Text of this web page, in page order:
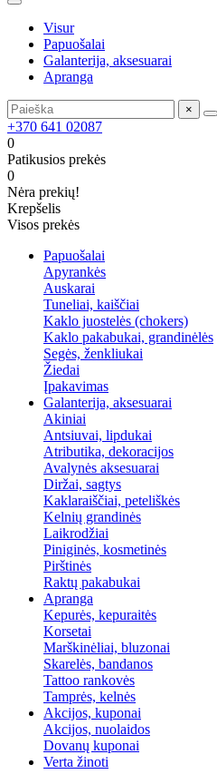
Visur
Papuošalai
Galanterija, aksesuarai
Apranga
×
+370 641 02087
0
Patikusios prekės
0
Nėra prekių!
Krepšelis
Visos prekės
Papuošalai
Apyrankės
Auskarai
Tuneliai, kaiščiai
Kaklo juostelės (chokers)
Kaklo pakabukai, grandinėlės
Segės, ženkliukai
Žiedai
Įpakavimas
Galanterija, aksesuarai
Akiniai
Antsiuvai, lipdukai
Atributika, dekoracijos
Avalynės aksesuarai
Diržai, sagtys
Kaklaraiščiai, peteliškės
Kelnių grandinės
Laikrodžiai
Piniginės, kosmetinės
Pirštinės
Raktų pakabukai
Apranga
Kepurės, kepuraitės
Korsetai
Marškinėliai, bluzonai
Skarelės, bandanos
Tattoo rankovės
Tamprės, kelnės
Akcijos, kuponai
Akcijos, nuolaidos
Dovanų kuponai
Verta žinoti